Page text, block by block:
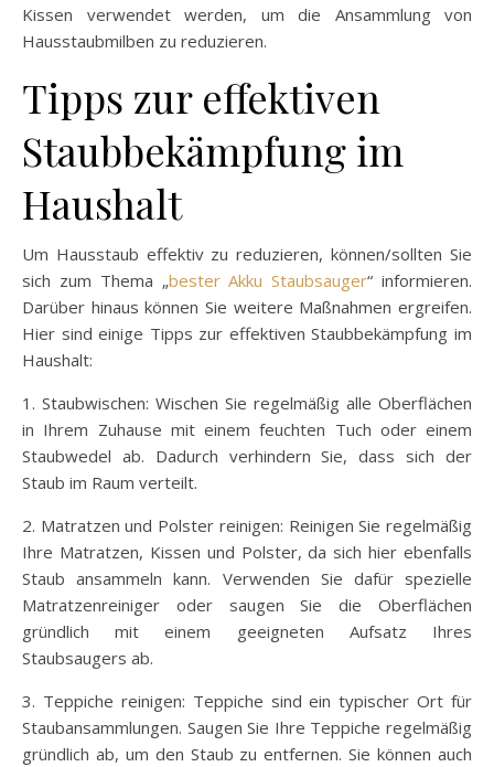
Kissen verwendet werden, um die Ansammlung von
Hausstaubmilben zu reduzieren.
Tipps zur effektiven
Staubbekämpfung im
Haushalt
Um Hausstaub effektiv zu reduzieren, können/sollten Sie
sich zum Thema „bester Akku Staubsauger“ informieren.
Darüber hinaus können Sie weitere Maßnahmen ergreifen.
Hier sind einige Tipps zur effektiven Staubbekämpfung im
Haushalt:
1. Staubwischen: Wischen Sie regelmäßig alle Oberflächen
in Ihrem Zuhause mit einem feuchten Tuch oder einem
Staubwedel ab. Dadurch verhindern Sie, dass sich der
Staub im Raum verteilt.
2. Matratzen und Polster reinigen: Reinigen Sie regelmäßig
Ihre Matratzen, Kissen und Polster, da sich hier ebenfalls
Staub ansammeln kann. Verwenden Sie dafür spezielle
Matratzenreiniger oder saugen Sie die Oberflächen
gründlich mit einem geeigneten Aufsatz Ihres
Staubsaugers ab.
3. Teppiche reinigen: Teppiche sind ein typischer Ort für
Staubansammlungen. Saugen Sie Ihre Teppiche regelmäßig
gründlich ab, um den Staub zu entfernen. Sie können auch